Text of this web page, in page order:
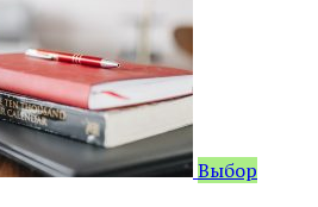
Выбор